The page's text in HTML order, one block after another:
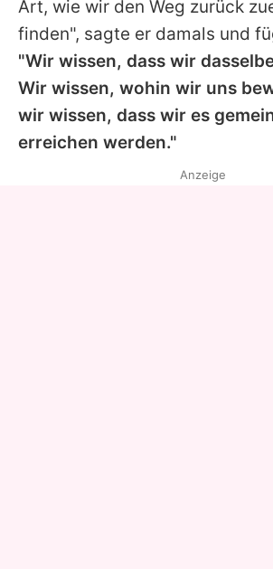
Art, wie wir den Weg zurück
finden", sagte er damals und
"Wir wissen, dass wir
Wir wissen, wohin wir uns
wir wissen, dass wir es
erreichen werden."
Anzeige